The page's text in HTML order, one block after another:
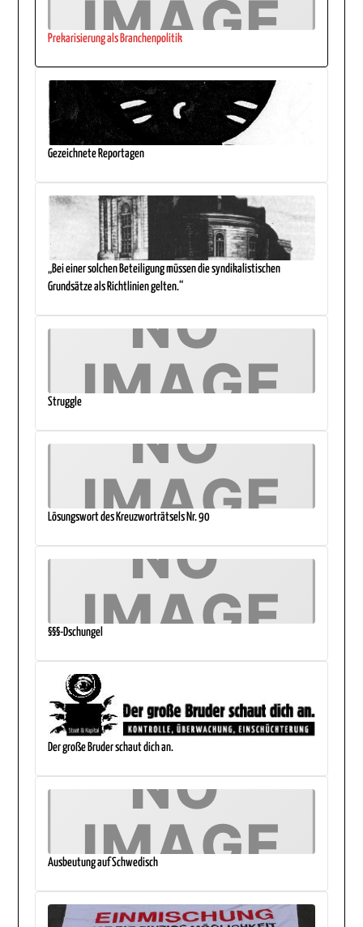
Prekarisierung als Branchenpolitik
Gezeichnete Reportagen
„Bei einer solchen Beteiligung müssen die syndikalistischen
Grundsätze als Richtlinien gelten.“
Struggle
Lösungswort des Kreuzworträtsels Nr. 90
§§§-Dschungel
Der große Bruder schaut dich an.
Ausbeutung auf Schwedisch